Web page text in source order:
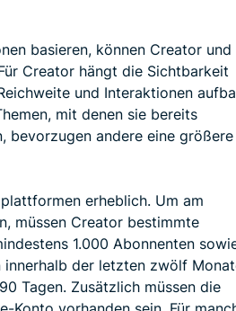
basieren, können Creator und
Creator hängt die Sichtbarkeit
und Interaktionen
mit denen sie bereits
bevorzugen andere eine größere
erheblich. Um am
müssen Creator bestimmte
1.000 Abonnenten
der letzten zwölf
Tagen. Zusätzlich müssen die